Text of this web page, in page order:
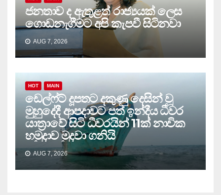
ජනතාව ද ඇතුළත් රාජ්‍යයක් ලෙස
ගොඩනැගීමට අපි කැපවී සිටිනවා
AUG 7, 2026
HOT MAIN
ඩෙල්ෆ්ට් දූපතට දකුණු දෙසින් වූ
මුහුදේදී ආපදාවට පත් ඉන්දීය ධීවර
යාත්‍රාවේ සිටි ධීවරයින් 11ක් නාවික
හමුදාව මුදවා ගනියි
AUG 7, 2026